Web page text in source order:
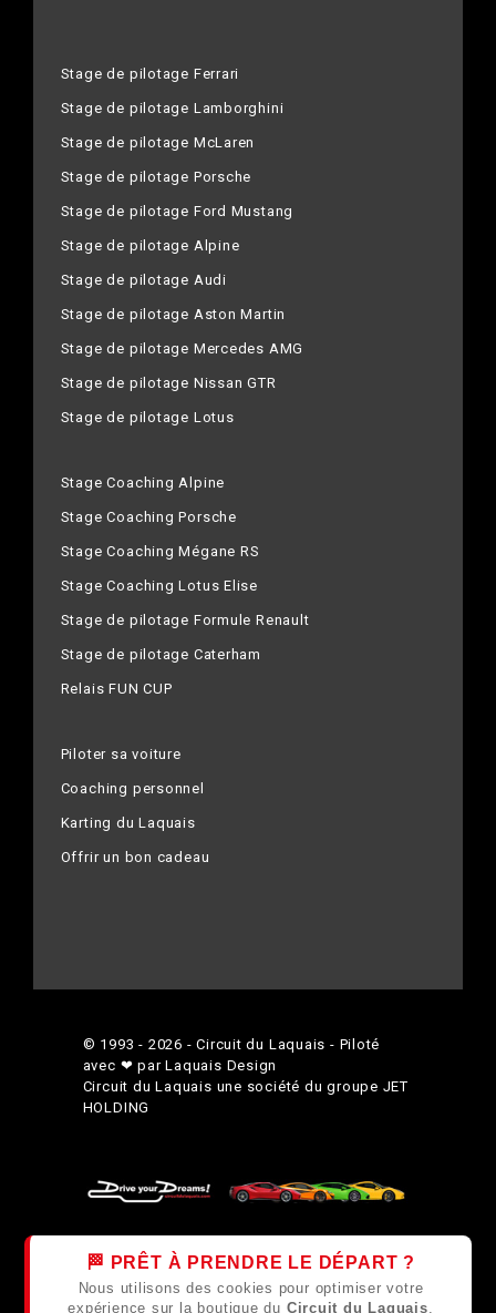
Stage de pilotage Ferrari
Stage de pilotage Lamborghini
Stage de pilotage McLaren
Stage de pilotage Porsche
Stage de pilotage Ford Mustang
Stage de pilotage Alpine
Stage de pilotage Audi
Stage de pilotage Aston Martin
Stage de pilotage Mercedes AMG
Stage de pilotage Nissan GTR
Stage de pilotage Lotus
Stage Coaching Alpine
Stage Coaching Porsche
Stage Coaching Mégane RS
Stage Coaching Lotus Elise
Stage de pilotage Formule Renault
Stage de pilotage Caterham
Relais FUN CUP
Piloter sa voiture
Coaching personnel
Karting du Laquais
Offrir un bon cadeau
© 1993 - 2026 - Circuit du Laquais - Piloté
avec ❤ par Laquais Design
Circuit du Laquais une société du groupe JET
HOLDING
🏁 PRÊT À PRENDRE LE DÉPART ?
Nous utilisons des cookies pour optimiser votre
expérience sur la boutique du Circuit du Laquais.